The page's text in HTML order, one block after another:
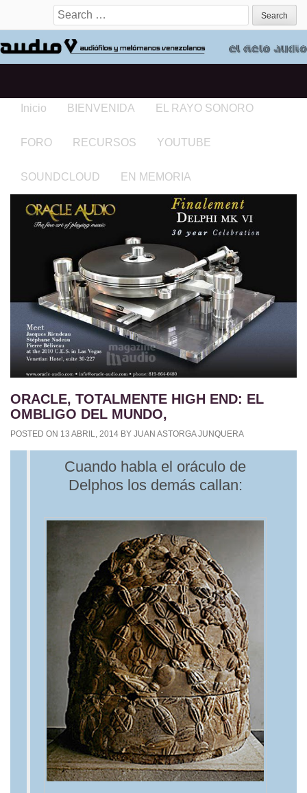
Search for:
Inicio BIENVENIDA EL RAYO SONORO
FORO RECURSOS YOUTUBE
SOUNDCLOUD EN MEMORIA
ORACLE, TOTALMENTE HIGH END: EL
OMBLIGO DEL MUNDO,
POSTED ON 13 ABRIL, 2014 BY JUAN ASTORGA JUNQUERA
Cuando habla el oráculo de
Delphos los demás callan: